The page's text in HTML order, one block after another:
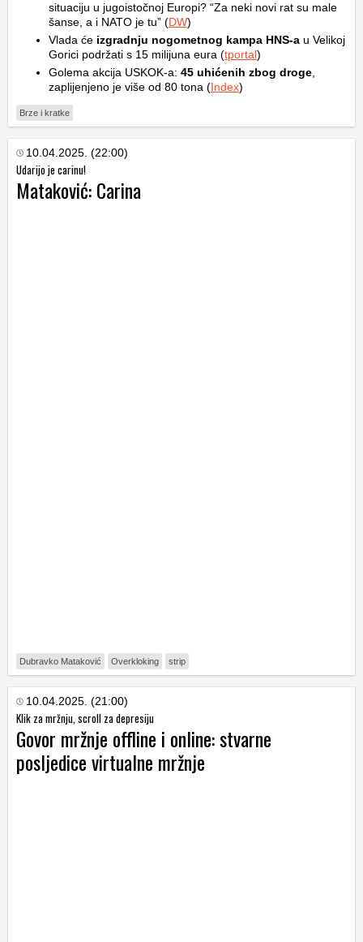
situaciju u jugoistočnoj Europi? “Za neki novi rat su male
šanse, a i NATO je tu” (DW)
Vlada će izgradnju nogometnog kampa HNS-a u Velikoj
Gorici podržati s 15 milijuna eura (tportal)
Golema akcija USKOK-a: 45 uhićenih zbog droge
zaplijenjeno je više od 80 tona (Index)
Brze i kratke
10.04.2025. (22:00)
Udarijo je carinu!
Mataković: Carina
Dubravko Mataković Overkloking strip
10.04.2025. (21:00)
Klik za mržnju, scroll za depresiju
Govor mržnje offline i online: stvarne
posljedice virtualne mržnje